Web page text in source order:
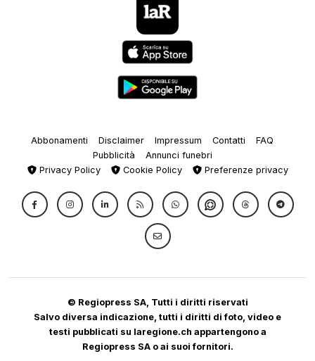
Abbonamenti Disclaimer Impressum Contatti
FAQ
Pubblicità
Annunci funebri
Privacy Policy
Cookie Policy Preferenze privacy
© Regiopress SA, Tutti i diritti riservati
Salvo diversa indicazione, tutti i diritti di foto, video e
testi pubblicati su laregione.ch appartengono a
Regiopress SA o ai suoi fornitori.